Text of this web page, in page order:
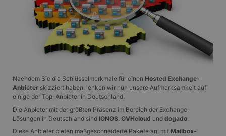
Nachdem Sie die Schlüsselmerkmale für einen Hosted Exchange-
Anbieterskizziert haben, lenken wir nun unsere Aufmerksamkeit auf
einige der Top-Anbieter in Deutschland.
Die Anbieter mit der größten Präsenz im Bereich der Exchange-
Lösungen in Deutschland sind IONOS, OVHcloud und dogado.
Diese Anbieter bieten maßgeschneiderte Pakete an, mit Mailbox-